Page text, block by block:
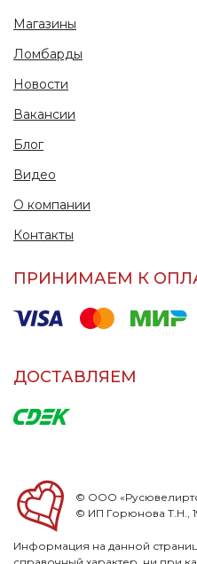
Магазины
Ломбарды
Новости
Вакансии
Блог
Видео
О компании
Контакты
ПРИНИМАЕМ К
ДОСТАВЛЯЕМ
© ООО
© ИП Горюнова Т.Н.,
Информация на данной